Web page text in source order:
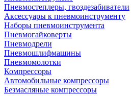
Пневмостеплеры, гвоздезабиватели
Аксессуары к пневмоинструменту
Наборы пневмоинструмента
Пневмогайковерты
Пневмодрели
Пневмошлифмашины
Пневмомолотки
Компрессоры
Автомобильные компрессоры
Безмасляные компрессоры